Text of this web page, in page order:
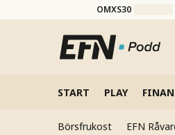
OMXS30
START PLAY
Börsfrukost EFN